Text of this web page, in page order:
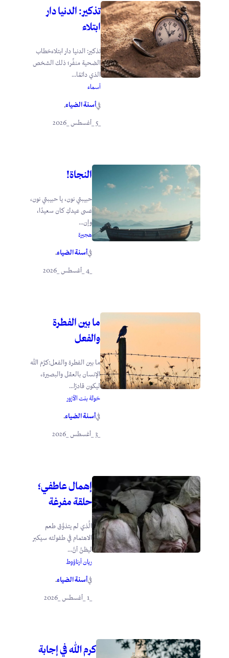
تذكير: الدنيا دار
ابتلاء
تذكير: الدنيا دار ابتلاءخطاب
الضحية منفِّر؛ ذلك الشخص
الذي دائمًا...
أسماء
فيأسنة الضياء.
_5 _أغسطس _2026
النجاة!
حبيبتي نون، يا حبيبتي نون،
عسى عيدكِ كان سعيدًا،
وإن...
هجيرة
فيأسنة الضياء.
_4 _أغسطس _2026
ما بين الفطرة
والفعل
ما بين الفطرة والفعل:كرَّم الله
الإنسان بالعقل والبصيرة،
ليكون قادرًا...
خولة بنت الأزور
فيأسنة الضياء.
إهمال عاطفي؛
حلقة مفرغة
الَّذي لم يتذوَّق طعم
الاهتمام في طفولته سيكبر
ليظنَّ أنَّ...
ريان أرناؤوط
فيأسنة الضياء.
_1 _أغسطس _2026
كرم الله في إجابة